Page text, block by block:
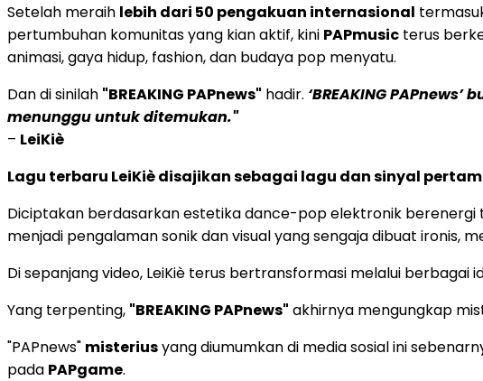
Setelah meraih lebih dari 50 pengakuan internasional
pertumbuhan komunitas yang kian aktif, kini PAPmusic terus
animasi, gaya hidup, fashion, dan budaya pop menyatu.
Dan di sinilah "BREAKING PAPnews" hadir. ‘BREAKING
menunggu untuk ditemukan."
– LeiKiè
Lagu terbaru LeiKiè disajikan sebagai lagu dan sinyal
Diciptakan berdasarkan estetika dance-pop elektronik berenergi
menjadi pengalaman sonik dan visual yang sengaja dibuat ironis,
Di sepanjang video, LeiKiè terus bertransformasi melalui
Yang terpenting, "BREAKING PAPnews" akhirnya mengungkap
"PAPnews" misteriusyang diumumkan di media sosial ini
pada PAPgame.